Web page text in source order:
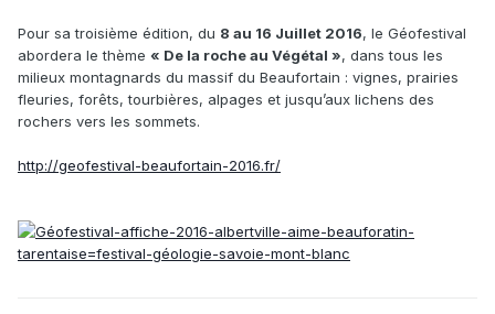
Pour sa troisième édition, du 8 au 16 Juillet 2016, le Géofestival
abordera le thème « De la roche au Végétal », dans tous les
milieux montagnards du massif du Beaufortain : vignes, prairies
fleuries, forêts, tourbières, alpages et jusqu’aux lichens des
rochers vers les sommets.
http://geofestival-beaufortain-2016.fr/